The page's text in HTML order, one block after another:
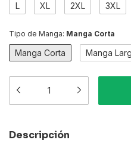
L XL 2XL 3XL
Tipo de Manga: Manga Corta
Manga Corta Manga
Descripción